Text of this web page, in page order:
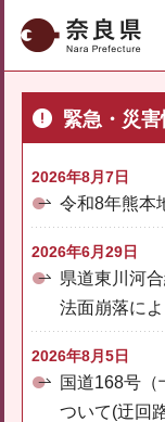
奈良県
緊急・災害
2026年8月7日
令和8年熊本
2026年6月29日
県道東川河
法面崩落に
2026年8月5日
国道168号（
ついて(迂回